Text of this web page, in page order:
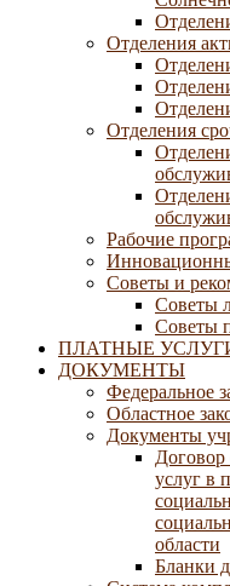
Отделения
Отделения
Рабочие
Советы и
Советы
Советы
ПЛАТНЫЕ
ДОКУМЕНТЫ
Федеральное
Областное
Документы
Договор
услуг в
области
Бланки